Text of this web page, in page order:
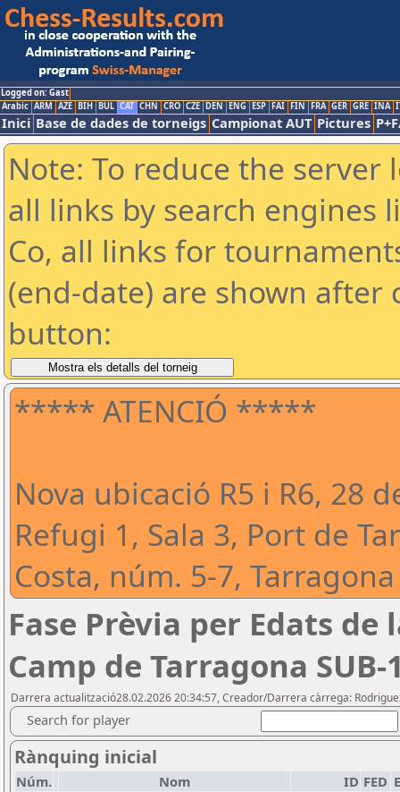
Logged on: Gast
Arabic ARM AZE BIH BUL CAT CHN CRO CZE DEN ENG ESP FAI FIN FRA GER GRE INA
Inici Base de dades de torneigs Campionat AUT Pictures
Note: To reduce the
all links by search engines
Co, all links for
(end-date) are shown
button:
***** ATENCIÓ *****
Nova ubicació R5 i R6, 28
Refugi 1, Sala 3, Port de
Costa, núm. 5-7, Tarragona
Fase Prèvia per Edats de
Camp de Tarragona SUB-
Darrera actualització28.02.2026 20:34:57, Creador/Darrera càrrega:
Search for player
Rànquing inicial
Núm. Nom ID FED